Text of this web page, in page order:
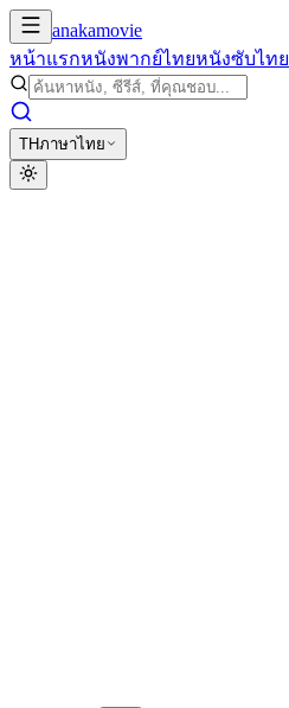
anakamovie
หน้าแรกหนังพากย์ไทยหนังซับไทย
THภาษาไทย